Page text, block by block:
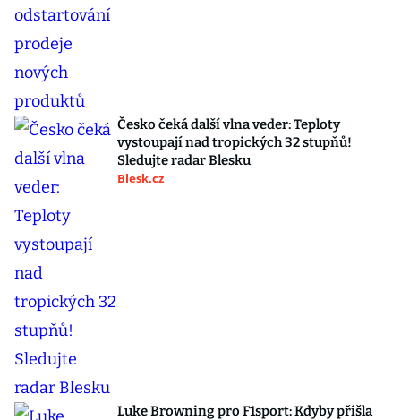
Česko čeká další vlna veder: Teploty
vystoupají nad tropických 32 stupňů!
Sledujte radar Blesku
Blesk.cz
Luke Browning pro F1sport: Kdyby přišla